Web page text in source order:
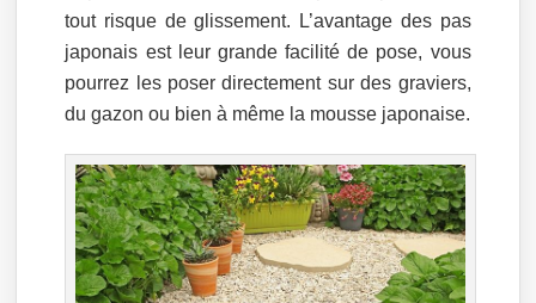
tout risque de glissement. L’avantage des pas
japonais est leur grande facilité de pose, vous
pourrez les poser directement sur des graviers,
du gazon ou bien à même la mousse japonaise.